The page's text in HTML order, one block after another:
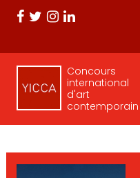
Concours
international
d'art
contemporain